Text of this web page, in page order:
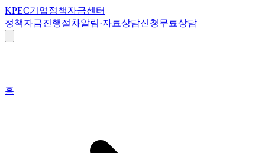
KPEC기업정책자금센터
정책자금진행절차알림·자료상담신청무료상담
홈